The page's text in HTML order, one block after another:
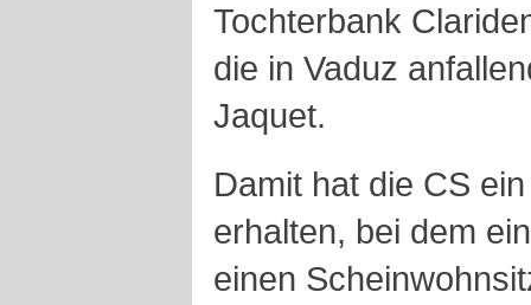
Tochterbank
die in Vaduz
Jaquet.
Damit hat die CS
erhalten, bei dem
einen